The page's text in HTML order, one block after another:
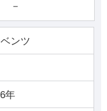
－
ンツ
年